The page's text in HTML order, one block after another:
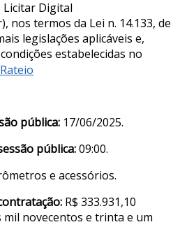
Licitar Digital
nos termos da Lei n. 14.133, de
legislações aplicáveis e,
estabelecidas no
pública: 17/06/2025.
pública:09:00.
e acessórios.
R$ 333.931,10
novecentos e trinta e um